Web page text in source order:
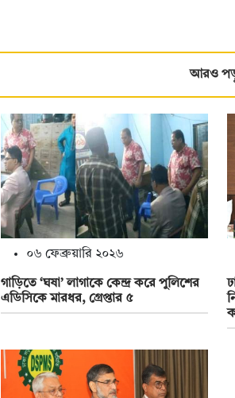
আরও
০৬ ফেব্রুয়ারি ২০২৬
গাড়িতে ‘ঘষা’ লাগাকে কেন্দ্র করে পুলিশের
এডিসিকে মারধর, গ্রেপ্তার ৫